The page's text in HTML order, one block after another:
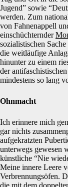
Jugend” sowie
werden. Zum
von Fahnenappell
einschüchternder
sozialistischen
die weitläufige
hinunter zu einem
der
mindestens so lang
Ohnmacht
Ich erinnere mich
gar nichts
aufgekratzten
unterwegs gewesen
künstliche “Nie
Meine innere Leere
Verbrennungsöfen.
die mit dem